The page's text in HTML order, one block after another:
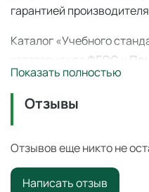
гарантией
Каталог «Учебного
ФГОС
(перечень средств
223-ФЗ с полным пакетом
Интерактивное
Человек и природа.
Показать полностью
Отзывы
Отзывов еще никто не
Написать отзыв